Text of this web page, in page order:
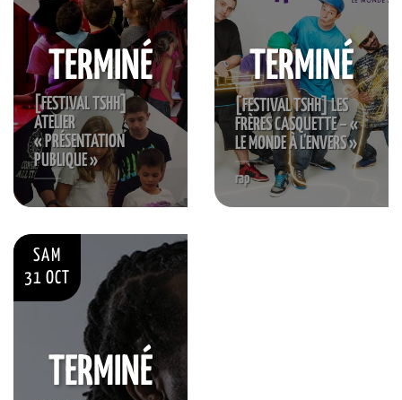
[FESTIVAL TSHH]
ATELIER
« PRÉSENTATION
PUBLIQUE »
TERMINÉ
[FESTIVAL TSHH] LES
FRÈRES CASQUETTE – «
LE MONDE À L'ENVERS »
rap
TERMINÉ
SAM
31 OCT
TERMINÉ